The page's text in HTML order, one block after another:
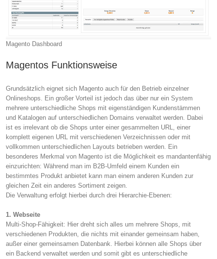
Magento Dashboard
Magentos Funktionsweise
Grundsätzlich eignet sich Magento auch für den Betrieb einzelner
Onlineshops. Ein großer Vorteil ist jedoch das über nur ein System
mehrere unterschiedliche Shops mit eigenständigen Kundenstämmen
und Katalogen auf unterschiedlichen Domains verwaltet werden. Dabei
ist es irrelevant ob die Shops unter einer gesammelten URL, einer
komplett eigenen URL mit verschiedenen Verzeichnissen oder mit
vollkommen unterschiedlichen Layouts betrieben werden. Ein
besonderes Merkmal von Magento ist die Möglichkeit es mandantenfähig
einzurichten: Während man im B2B-Umfeld einem Kunden ein
bestimmtes Produkt anbietet kann man einem anderen Kunden zur
gleichen Zeit ein anderes Sortiment zeigen.
Die Verwaltung erfolgt hierbei durch drei Hierarchie-Ebenen:
1. Webseite
Multi-Shop-Fähigkeit: Hier dreht sich alles um mehrere Shops, mit
verschiedenen Produkten, die nichts mit einander gemeinsam haben,
außer einer gemeinsamen Datenbank. Hierbei können alle Shops über
ein Backend verwaltet werden und somit gibt es unterschiedliche